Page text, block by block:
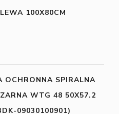
100X80CM
OCHRONNA SPIRALNA
WTG 48 50X57.2
09030100901)